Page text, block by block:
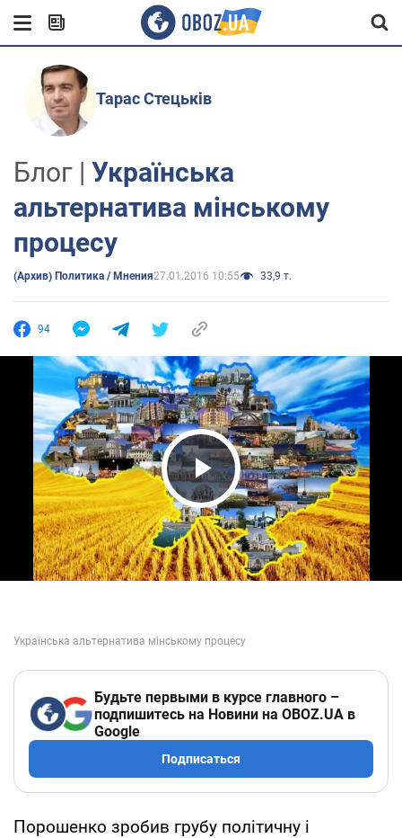
Тарас Стецьків
Блог | Українська
альтернатива мінському
процесу
(Архив) Политика / Мнения27.01.2016 10:55 33,9 т.
94
Play Video
Будьте первыми в курсе главного –
подпишитесь на Новини на OBOZ.UA в
Google
Подписаться
Порошенко зробив грубу політичну і